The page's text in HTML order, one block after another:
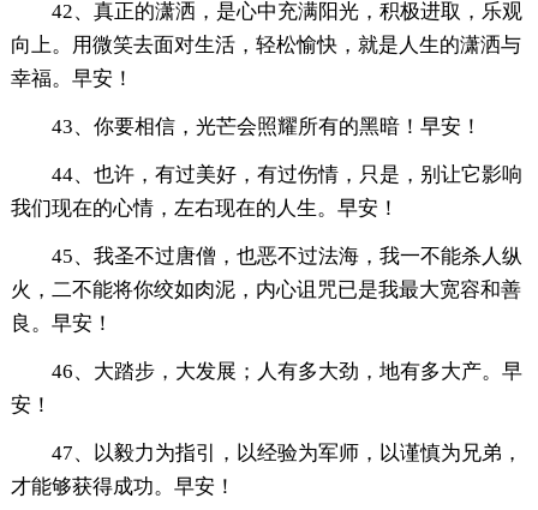
42、真正的潇洒，是心中充满阳光，积极进取，乐观
向上。用微笑去面对生活，轻松愉快，就是人生的潇洒与
幸福。早安！
43、你要相信，光芒会照耀所有的黑暗！早安！
44、也许，有过美好，有过伤情，只是，别让它影响
我们现在的心情，左右现在的人生。早安！
45、我圣不过唐僧，也恶不过法海，我一不能杀人纵
火，二不能将你绞如肉泥，内心诅咒已是我最大宽容和善
良。早安！
46、大踏步，大发展；人有多大劲，地有多大产。早
安！
47、以毅力为指引，以经验为军师，以谨慎为兄弟，
才能够获得成功。早安！